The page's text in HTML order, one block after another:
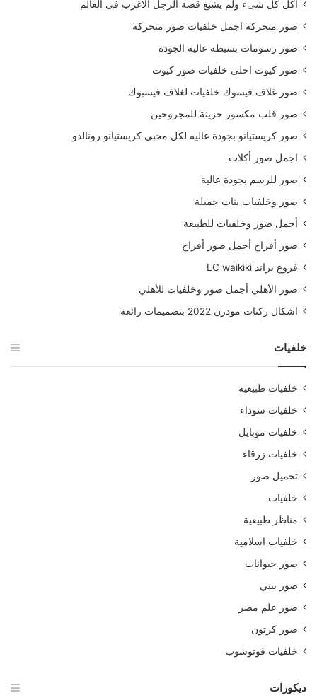
أكل كل شىء ولم يشبع قصة الرجل الاغرب فى العالم
صور متحركة اجمل خلفيات صور متحركة
صور رسومات بسيطه عاليه الجودة
صور كيوت احلى خلفيات صور كيوت
صور غلاف فيسوك خلفيات لغلاف فيسبوك
صور قلب مكسور حزينة للمجروحين
صور كريستيانو بجودة عاليه لكل محبي كريستيانو رونالدو
اجمل صور أكلات
صور للرسم بجودة عالية
صور وخلفيات بنات جميلة
أجمل صور وخلفيات للطبيعة
صور أفراح أجمل صور أفراح
فروع براند LC waikiki
صور الأهلي أجمل صور وخلفيات للأهلي
اشكال ركنات مودرن 2022 بتصميمات رائعة
خلفيات
خلفيات طبيعية
خلفيات سوداء
خلفيات موبايل
خلفيات زرقاء
تحميل صور
خلفيات
مناظر طبيعية
خلفيات اسلامية
صور حيوانات
صور بيبي
صور علم مصر
صور كرتون
خلفيات فوتوشوب
ديكورات